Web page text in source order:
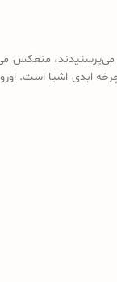
می‌پرستیدند،
ابدی اشیا است.